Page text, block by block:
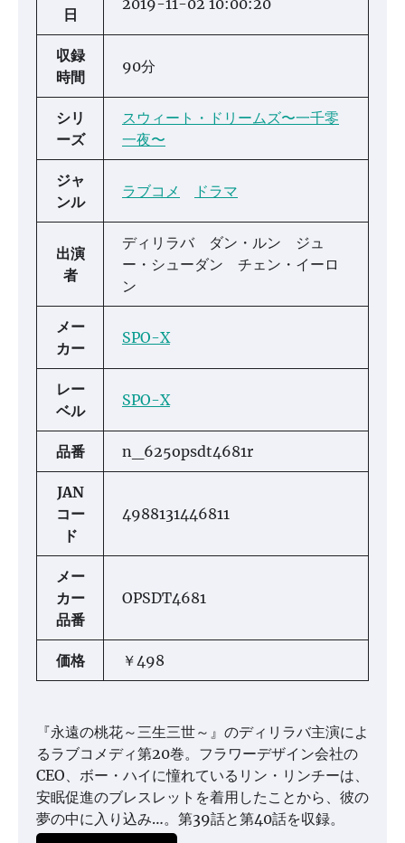
日
2019-11-02 10:00:20
収録
時間
90分
シリ
ーズ
スウィート・ドリームズ〜一千零
一夜〜
ジャ
ンル
ラブコメ ドラマ
出演
者
ディリラバ ダン・ルン ジュ
ー・シューダン チェン・イーロ
ン
メー
カー
SPO-X
レー
ベル
SPO-X
品番 n_625opsdt4681r
JAN
コー
ド
4988131446811
メー
カー
品番
OPSDT4681
価格 ￥498
『永遠の桃花～三生三世～』のディリラバ主演によ
るラブコメディ第20巻。フラワーデザイン会社の
CEO、ボー・ハイに憧れているリン・リンチーは、
安眠促進のブレスレットを着用したことから、彼の
夢の中に入り込み…。第39話と第40話を収録。